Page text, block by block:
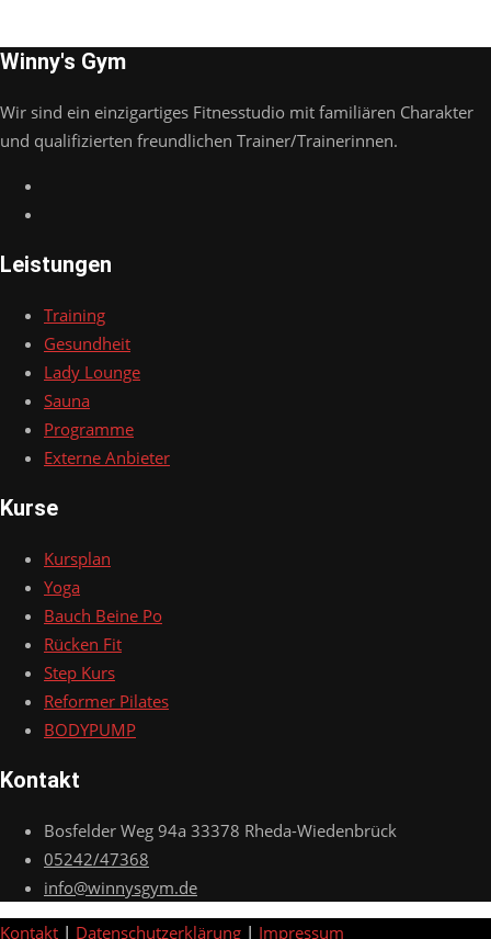
Winny's Gym
Wir sind ein einzigartiges Fitnesstudio mit familiären Charakter
und qualifizierten freundlichen Trainer/Trainerinnen.
Leistungen
Training
Gesundheit
Lady Lounge
Sauna
Programme
Externe Anbieter
Kurse
Kursplan
Yoga
Bauch Beine Po
Rücken Fit
Step Kurs
Reformer Pilates
BODYPUMP
Kontakt
Bosfelder Weg 94a 33378 Rheda-Wiedenbrück
05242/47368
info@winnysgym.de
Kontakt | Datenschutzerklärung | Impressum